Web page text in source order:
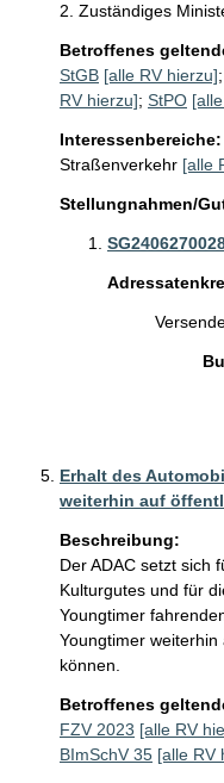
2. Zuständiges
Betroffenes
StGB [alle RV hierzu];
RV hierzu]; StPO
Interessenbereiche:
Straßenverkehr [alle
Stellungnahmen/
Erhalt des
weiterhin auf
Beschreibung:
Der ADAC setzt sich
Kulturgutes und für
Youngtimer
Youngtimer
können.
Betroffenes
FZV 2023 [alle RV
BImSchV 35 [alle RV